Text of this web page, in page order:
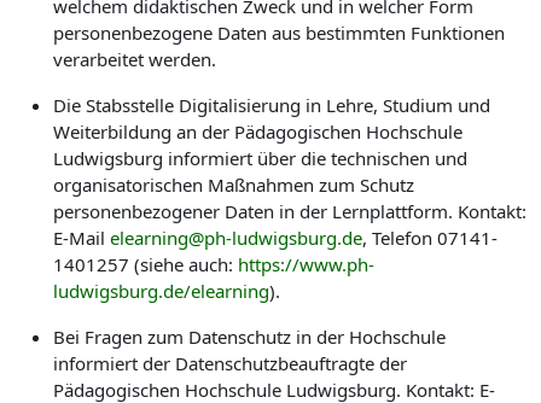
welchem didaktischen Zweck und in welcher Form
personenbezogene Daten aus bestimmten Funktionen
verarbeitet werden.
Die Stabsstelle Digitalisierung in Lehre, Studium und
Weiterbildung an der Pädagogischen Hochschule
Ludwigsburg informiert über die technischen und
organisatorischen Maßnahmen zum Schutz
personenbezogener Daten in der Lernplattform. Kontakt:
E-Mail elearning@ph-ludwigsburg.de, Telefon 07141-
1401257 (siehe auch: https://www.ph-
ludwigsburg.de/elearning).
Bei Fragen zum Datenschutz in der Hochschule
informiert der Datenschutzbeauftragte der
Pädagogischen Hochschule Ludwigsburg. Kontakt: E-